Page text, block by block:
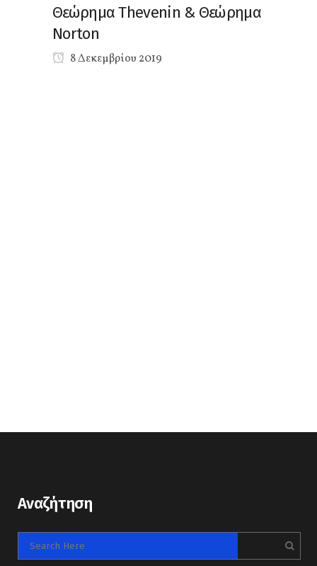
Θεώρημα Thevenin & Θεώρημα
Norton
8 Δεκεμβρίου 2019
Αναζήτηση